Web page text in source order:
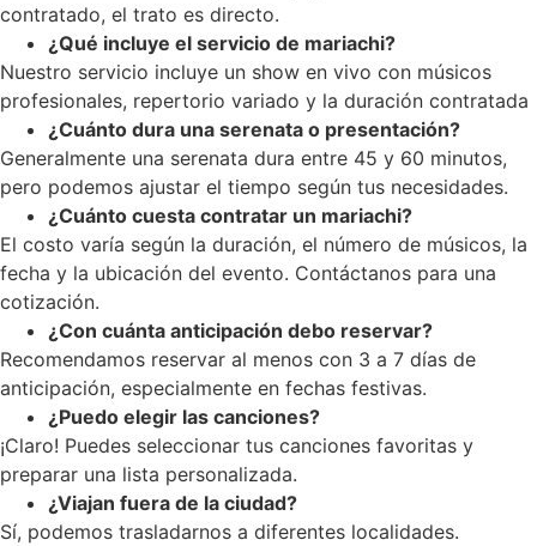
contratado, el trato es directo.
¿Qué incluye el servicio de mariachi?
Nuestro servicio incluye un show en vivo con músicos
profesionales, repertorio variado y la duración contratada
¿Cuánto dura una serenata o presentación?
Generalmente una serenata dura entre 45 y 60 minutos,
pero podemos ajustar el tiempo según tus necesidades.
¿Cuánto cuesta contratar un mariachi?
El costo varía según la duración, el número de músicos, la
fecha y la ubicación del evento. Contáctanos para una
cotización.
¿Con cuánta anticipación debo reservar?
Recomendamos reservar al menos con 3 a 7 días de
anticipación, especialmente en fechas festivas.
¿Puedo elegir las canciones?
¡Claro! Puedes seleccionar tus canciones favoritas y
preparar una lista personalizada.
¿Viajan fuera de la ciudad?
Sí, podemos trasladarnos a diferentes localidades.